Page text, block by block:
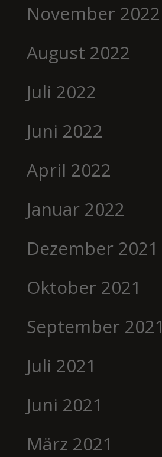
November 2022
August 2022
Juli 2022
Juni 2022
April 2022
Januar 2022
Dezember 2021
Oktober 2021
September 2021
Juli 2021
Juni 2021
März 2021